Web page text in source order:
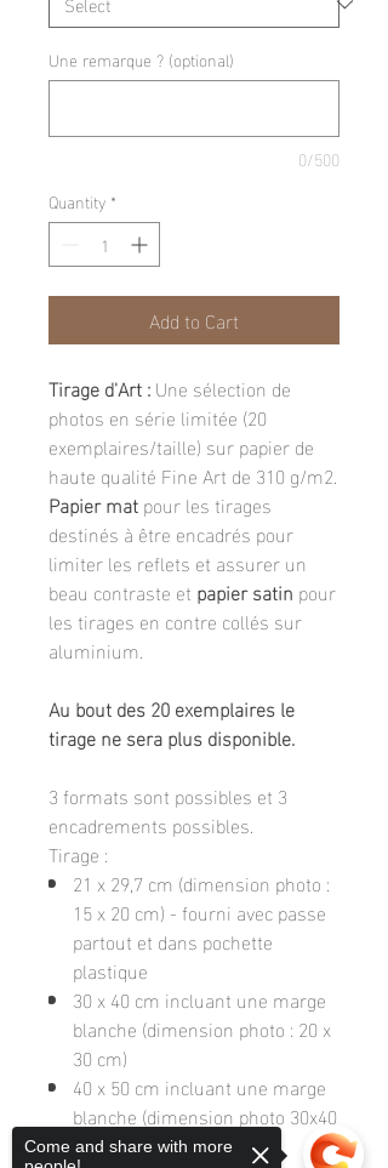
Une remarque ? (optional)
0/500
Quantity *
Add to Cart
Tirage d'Art :Une sélection de
photos en série limitée (20
exemplaires/taille) sur papier de
haute qualité Fine Art de 310 g/m2.
Papier matpour les tirages
destinés à être encadrés pour
limiter les reflets et assurer un
beau contraste et papier satin pour
les tirages en contre collés sur
aluminium.
Au bout des 20 exemplaires le
tirage ne sera plus disponible.
3 formats sont possibles et 3
encadrements possibles.
Tirage :
21 x 29,7 cm (dimension photo :
15 x 20 cm) - fourni avec passe
partout et dans pochette
plastique
30 x 40 cm incluant une marge
blanche (dimension photo : 20 x
30 cm)
40 x 50 cm incluant une marge
blanche (dimension photo 30x40
cm)
Come and share with more